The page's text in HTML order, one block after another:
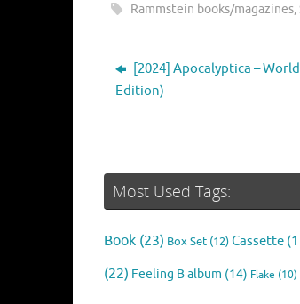
Rammstein books/magazines,
[2024] Apocalyptica –
Edition)
Most Used Tags:
Book (23) Box Set (12)Cassette
(22) Feeling B album (14) Flake (10)